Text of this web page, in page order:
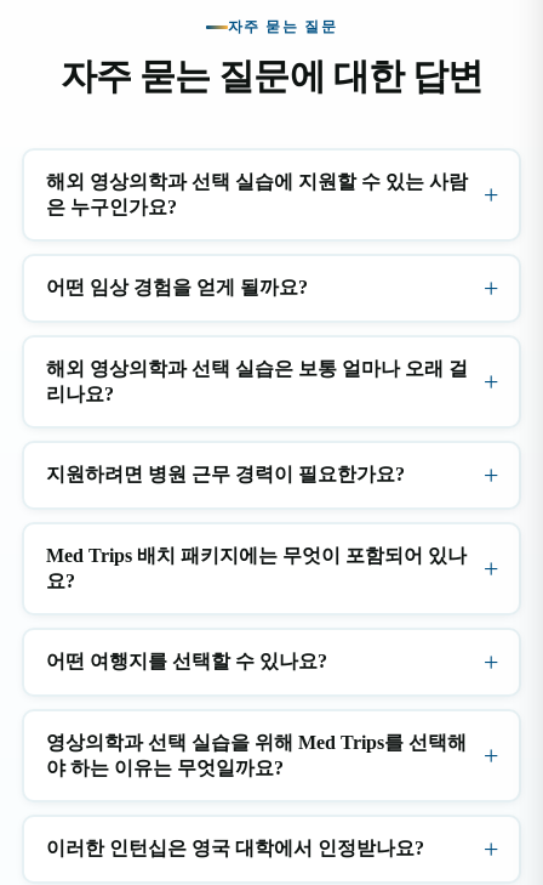
자주 묻는 질문
자주 묻는 질문에 대한 답변
해외 영상의학과 선택 실습에 지원할 수 있는 사람
은 누구인가요?
어떤 임상 경험을 얻게 될까요?
해외 영상의학과 선택 실습은 보통 얼마나 오래 걸
리나요?
지원하려면 병원 근무 경력이 필요한가요?
Med Trips 배치 패키지에는 무엇이 포함되어 있나
요?
어떤 여행지를 선택할 수 있나요?
영상의학과 선택 실습을 위해 Med Trips를 선택해
야 하는 이유는 무엇일까요?
이러한 인턴십은 영국 대학에서 인정받나요?